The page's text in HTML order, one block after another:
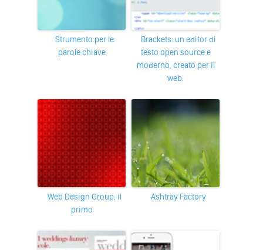
Strumento per le
parole chiave
Brackets: un editor di
testo open source e
moderno, creato per il
web.
Web Design Group, il
primo
Ashtray Factory